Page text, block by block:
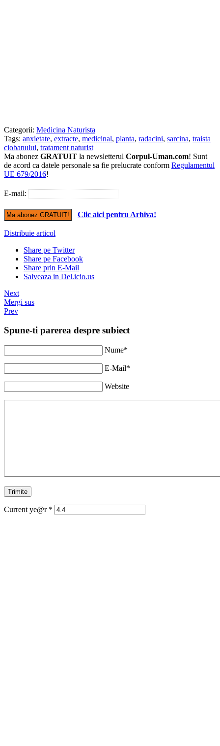
Categorii: Medicina Naturista
Tags: anxietate, extracte, medicinal, planta, radacini, sarcina, traista
ciobanului, tratament naturist
Ma abonez GRATUIT la newsletterul Corpul-Uman.com! Sunt
de acord ca datele personale sa fie prelucrate conform Regulamentul
UE 679/2016!
E-mail:
Clic aici pentru Arhiva!
Distribuie articol
Share pe Twitter
Share pe Facebook
Share prin E-Mail
Salveaza in Del.icio.us
Next
Mergi sus
Prev
Spune-ti parerea despre subiect
Nume*
E-Mail*
Website
Current ye@r *